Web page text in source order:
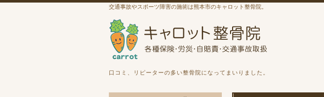
交通事故やスポーツ障害の施術は熊本市のキャロット整骨院。
口コミ、リピーターの多い整骨院になってまいりました。